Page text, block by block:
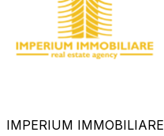
IMPERIUM IMMOBILIARE